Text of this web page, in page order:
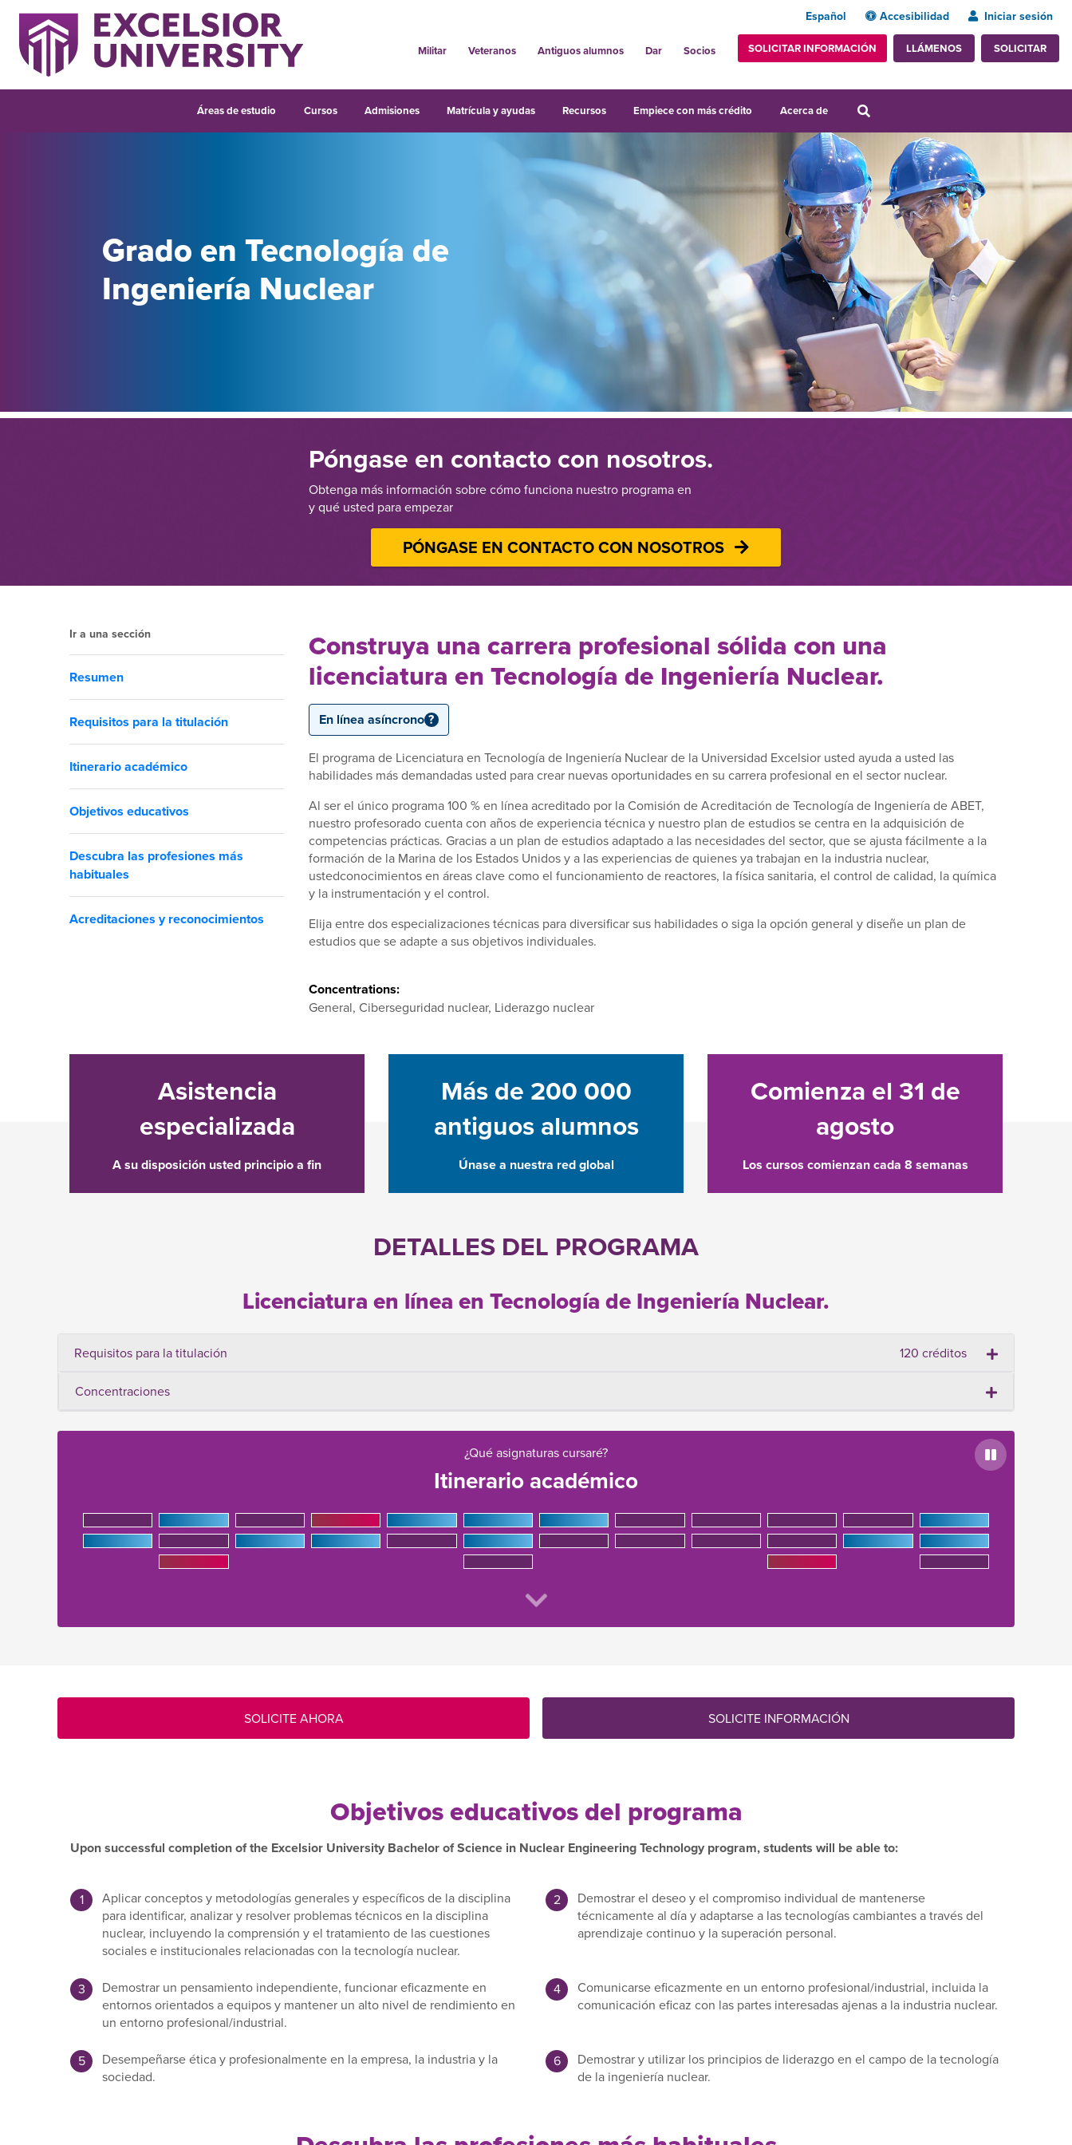
Español Accesibilidad Iniciar sesión
Militar Veteranos Antiguos alumnos Dar Socios SOLICITAR INFORMACIÓN LLÁMENOS SOLICITAR
Áreas de estudio Cursos Admisiones Matrícula y ayudas Recursos Empiece con más crédito Acerca de
Grado en Tecnología de
Ingeniería Nuclear
Póngase en contacto con nosotros.
Obtenga más información sobre cómo funciona nuestro programa en
y qué usted para empezar
PÓNGASE EN CONTACTO CON NOSOTROS
Ir a una sección
Resumen
Requisitos para la titulación
Itinerario académico
Objetivos educativos
Descubra las profesiones más
habituales
Acreditaciones y reconocimientos
Construya una carrera profesional sólida con una
licenciatura en Tecnología de Ingeniería Nuclear.
En línea asíncrono ?
El programa de Licenciatura en Tecnología de Ingeniería Nuclear de la Universidad Excelsior usted ayuda a usted las
habilidades más demandadas usted para crear nuevas oportunidades en su carrera profesional en el sector nuclear.
Al ser el único programa 100 % en línea acreditado por la Comisión de Acreditación de Tecnología de Ingeniería de ABET,
nuestro profesorado cuenta con años de experiencia técnica y nuestro plan de estudios se centra en la adquisición de
competencias prácticas. Gracias a un plan de estudios adaptado a las necesidades del sector, que se ajusta fácilmente a la
formación de la Marina de los Estados Unidos y a las experiencias de quienes ya trabajan en la industria nuclear,
ustedconocimientos en áreas clave como el funcionamiento de reactores, la física sanitaria, el control de calidad, la química
y la instrumentación y el control.
Elija entre dos especializaciones técnicas para diversificar sus habilidades o siga la opción general y diseñe un plan de
estudios que se adapte a sus objetivos individuales.
Concentrations:
General, Ciberseguridad nuclear, Liderazgo nuclear
Asistencia
especializada
A su disposición usted principio a fin
Más de 200 000
antiguos alumnos
Únase a nuestra red global
Comienza el 31 de
agosto
Los cursos comienzan cada 8 semanas
DETALLES DEL PROGRAMA
Licenciatura en línea en Tecnología de Ingeniería Nuclear.
Requisitos para la titulación 120 créditos
Concentraciones
Pausa
¿Qué asignaturas cursaré?
Itinerario académico
SOLICITE AHORA SOLICITE INFORMACIÓN
Objetivos educativos del programa
Upon successful completion of the Excelsior University Bachelor of Science in Nuclear Engineering Technology program, students will be able to:
Aplicar conceptos y metodologías generales y específicos de la disciplina
para identificar, analizar y resolver problemas técnicos en la disciplina
nuclear, incluyendo la comprensión y el tratamiento de las cuestiones
sociales e institucionales relacionadas con la tecnología nuclear.
Demostrar el deseo y el compromiso individual de mantenerse
técnicamente al día y adaptarse a las tecnologías cambiantes a través del
aprendizaje continuo y la superación personal.
Demostrar un pensamiento independiente, funcionar eficazmente en
entornos orientados a equipos y mantener un alto nivel de rendimiento en
un entorno profesional/industrial.
Comunicarse eficazmente en un entorno profesional/industrial, incluida la
comunicación eficaz con las partes interesadas ajenas a la industria nuclear.
Desempeñarse ética y profesionalmente en la empresa, la industria y la
sociedad.
Demostrar y utilizar los principios de liderazgo en el campo de la tecnología
de la ingeniería nuclear.